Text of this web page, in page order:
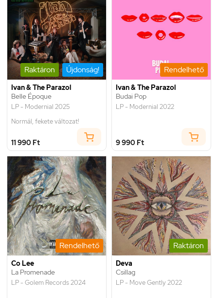
Raktáron Újdonság!
Ivan & The Parazol
Belle Époque
LP - Modernial 2025
Normál, fekete változat!
11 990 Ft
Rendelhető
Ivan & The Parazol
Budai Pop
LP - Modernial 2022
9 990 Ft
Rendelhető
Co Lee
La Promenade
LP - Golem Records 2024
Raktáron
Deva
Csillag
LP - Move Gently 2022